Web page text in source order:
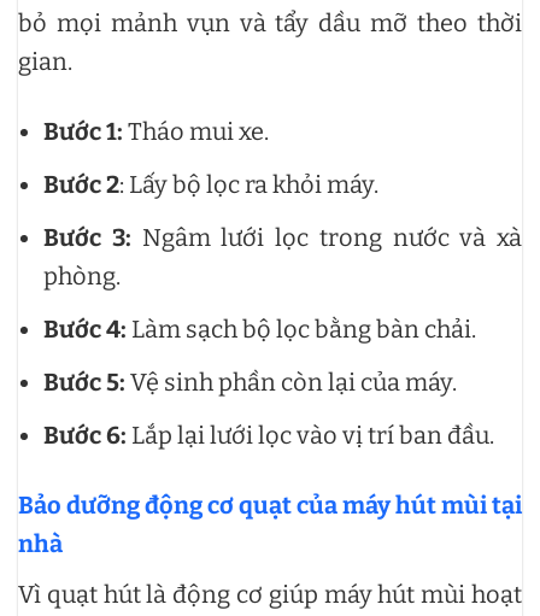
bỏ mọi mảnh vụn và tẩy dầu mỡ theo thời
gian.
Bước 1: Tháo mui xe.
Bước 2: Lấy bộ lọc ra khỏi máy.
Bước 3: Ngâm lưới lọc trong nước và xà
phòng.
Bước 4: Làm sạch bộ lọc bằng bàn chải.
Bước 5: Vệ sinh phần còn lại của máy.
Bước 6: Lắp lại lưới lọc vào vị trí ban đầu.
Bảo dưỡng động cơ quạt của máy hút mùi tại
nhà
Vì quạt hút là động cơ giúp máy hút mùi hoạt